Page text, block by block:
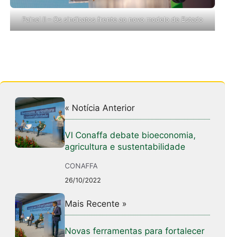
Painel II – Os sindicatos frente ao novo modelo de Estado
« Notícia Anterior
VI Conaffa debate bioeconomia,
agricultura e sustentabilidade
CONAFFA
26/10/2022
Mais Recente »
Novas ferramentas para fortalecer